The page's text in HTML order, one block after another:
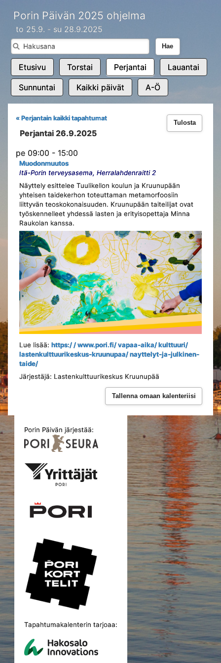
Porin Päivän 2025 ohjelma
to 25.9. - su 28.9.2025
Hae
Etusivu Torstai Perjantai Lauantai
Sunnuntai Kaikki päivät A-Ö
Tulosta
« Perjantain kaikki tapahtumat
Perjantai 26.9.2025
pe 09:00 - 15:00
Muodonmuutos
Itä-Porin terveysasema, Herralahdenraitti 2
Näyttely esittelee Tuulikellon koulun ja Kruunupään
yhteisen taidekerhon toteuttaman metamorfoosiin
liittyvän teoskokonaisuuden. Kruunupään taiteilijat ovat
työskennelleet yhdessä lasten ja erityisopettaja Minna
Raukolan kanssa.
Lue lisää: https:/ / www.pori.fi/ vapaa-aika/ kulttuuri/
lastenkulttuurikeskus-kruunupaa/ nayttelyt-ja-julkinen-
taide/
Järjestäjä: Lastenkulttuurikeskus Kruunupää
Tallenna omaan kalenteriisi
Porin Päivän järjestää:
Tapahtumakalenterin tarjoaa: